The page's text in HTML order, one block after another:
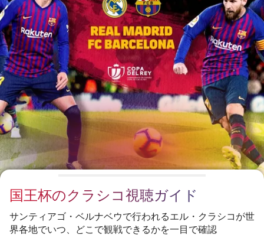
バルサアカデミー
plusicon
label.aria.plus
10年毎
会長
レジェンド
監督
plusicon
label.aria.plus
プレスパス
Facilities
女子サッカー
plusicon
label.aria.plus
スケジュール
チケット
結果
順位表
バルサAtlètic
plusicon
label.aria.plus
スケジュール
チケット
結果
順位表
PLUSICON
LABEL.ARIA.PLUS
トップチーム
plusicon
label.aria.plus
スケジュール
チケット
結果
順位表
PLUSICON
LABEL.ARIA.PLUS
トップチーム
スケジュール
チケット
PLUSICON
LABEL.ARIA.PLUS
トップチーム
国王杯のクラシコ視聴ガイド
サンティアゴ・ベルナベウで行われるエル・クラシコが世
界各地でいつ、どこで観戦できるかを一目で確認